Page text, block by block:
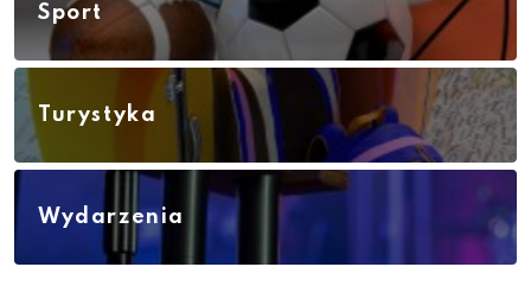
Sport
Turystyka
Wydarzenia